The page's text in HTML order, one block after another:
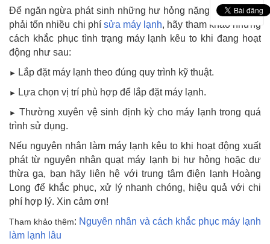
Để ngăn ngừa phát sinh những hư hỏng nặng nề làm bạn
phải tốn nhiều chi phí sửa máy lạnh, hãy tham khảo những
cách khắc phục tình trạng máy lạnh kêu to khi đang hoạt
động như sau:
► Lắp đặt máy lạnh theo đúng quy trình kỹ thuật.
► Lựa chọn vị trí phù hợp để lắp đặt máy lạnh.
► Thường xuyên vệ sinh định kỳ cho máy lạnh trong quá
trình sử dụng.
Nếu nguyên nhân làm máy lạnh kêu to khi hoạt động xuất
phát từ nguyên nhân quạt máy lạnh bị hư hỏng hoặc dư
thừa ga, bạn hãy liên hệ với trung tâm điện lạnh Hoàng
Long để khắc phục, xử lý nhanh chóng, hiệu quả với chi
phí hợp lý. Xin cảm ơn!
Tham khảo thêm: Nguyên nhân và cách khắc phục máy lạnh
làm lạnh lâu